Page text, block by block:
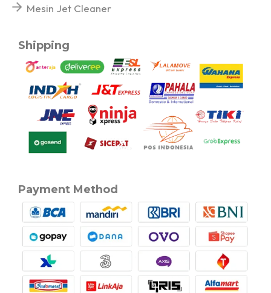
Mesin Jet Cleaner
Shipping
Payment Method